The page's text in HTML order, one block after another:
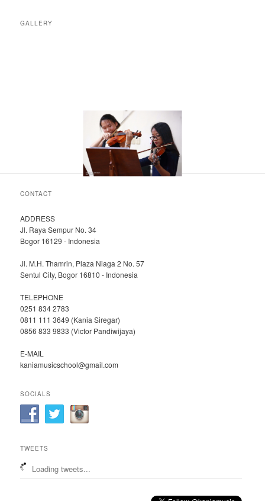
GALLERY
CONTACT
ADDRESS
Jl. Raya Sempur No. 34
Bogor 16129 - Indonesia
Jl. M.H. Thamrin, Plaza Niaga 2 No. 57
Sentul City, Bogor 16810 - Indonesia
TELEPHONE
0251 834 2783
0811 111 3649 (Kania Siregar)
0856 833 9833 (Victor Pandiwijaya)
E-MAIL
kaniamusicschool@gmail.com
SOCIALS
TWEETS
Loading tweets...